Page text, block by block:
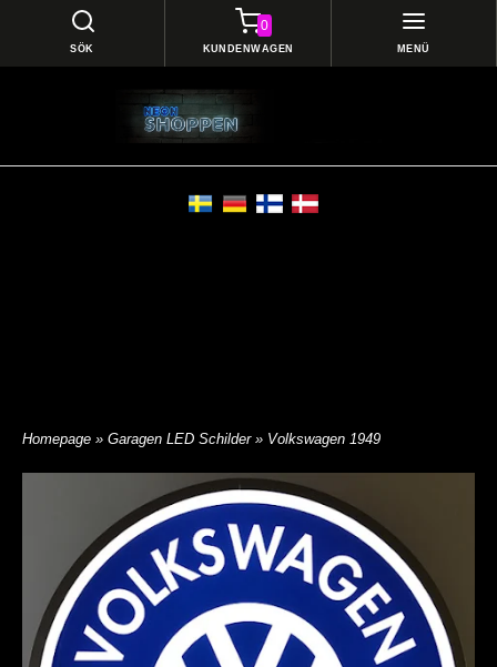
SÖK
0
KUNDENWAGEN MENÜ
Homepage » Garagen LED Schilder » Volkswagen 1949